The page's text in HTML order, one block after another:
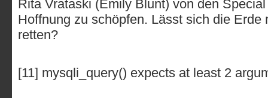
Rita Vrataski (Emily Blunt) von den
Hoffnung zu schöpfen. Lässt sich die Erde
retten?
[11] mysqli_query() expects at least 2